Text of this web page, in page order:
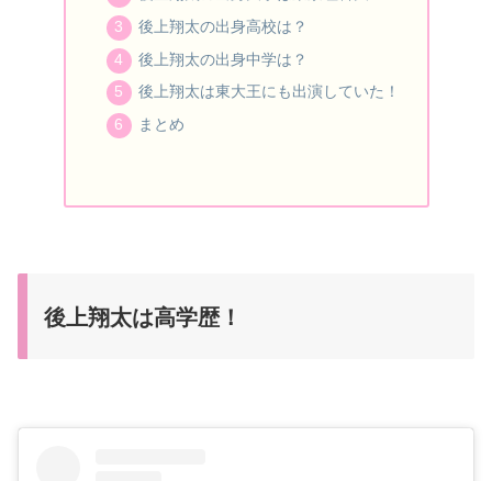
後上翔太の出身高校は？
後上翔太の出身中学は？
後上翔太は東大王にも出演していた！
まとめ
後上翔太は高学歴！